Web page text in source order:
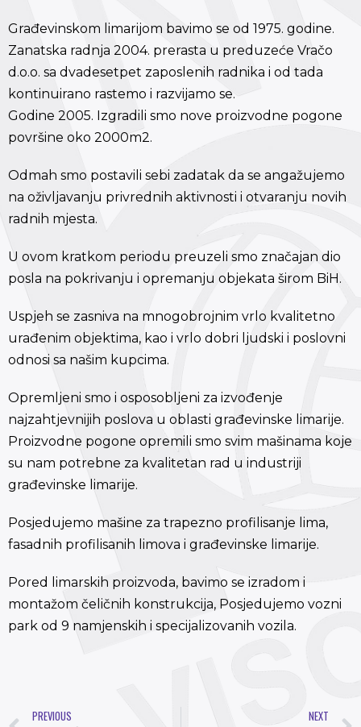
Građevinskom limarijom bavimo se od 1975. godine.
Zanatska radnja 2004. prerasta u preduzeće Vračo
d.o.o. sa dvadesetpet zaposlenih radnika i od tada
kontinuirano rastemo i razvijamo se.
Godine 2005. Izgradili smo nove proizvodne pogone
površine oko 2000m2.
Odmah smo postavili sebi zadatak da se angažujemo
na oživljavanju privrednih aktivnosti i otvaranju novih
radnih mjesta.
U ovom kratkom periodu preuzeli smo značajan dio
posla na pokrivanju i opremanju objekata širom BiH.
Uspjeh se zasniva na mnogobrojnim vrlo kvalitetno
urađenim objektima, kao i vrlo dobri ljudski i poslovni
odnosi sa našim kupcima.
Opremljeni smo i osposobljeni za izvođenje
najzahtjevnijih poslova u oblasti građevinske limarije.
Proizvodne pogone opremili smo svim mašinama koje
su nam potrebne za kvalitetan rad u industriji
građevinske limarije.
Posjedujemo mašine za trapezno profilisanje lima,
fasadnih profilisanih limova i građevinske limarije.
Pored limarskih proizvoda, bavimo se izradom i
montažom čeličnih konstrukcija, Posjedujemo vozni
park od 9 namjenskih i specijalizovanih vozila.
PREVIOUS NEXT